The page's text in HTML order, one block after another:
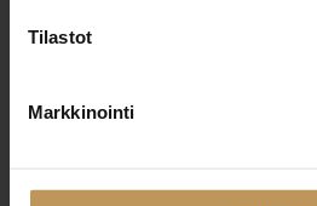
Tilastot
Markkinointi